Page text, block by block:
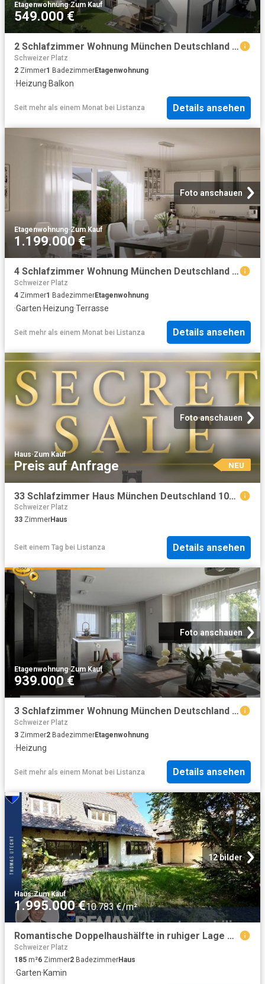
Etagenwohnung·Zum Kauf
549.000 €
2 Schlafzimmer Wohnung München Deutschland 102717601
Schweizer Platz
2 Zimmer1 BadezimmerEtagenwohnung
·Heizung·Balkon
Seit mehr als einem Monat bei Listanza Details ansehen
Foto anschauen
Etagenwohnung·Zum Kauf
1.199.000 €
4 Schlafzimmer Wohnung München Deutschland 102717598
Schweizer Platz
4 Zimmer1 BadezimmerEtagenwohnung
·Garten·Heizung·Terrasse
Seit mehr als einem Monat bei Listanza Details ansehen
Foto anschauen
Haus·Zum Kauf
Preis auf Anfrage NEU
33 Schlafzimmer Haus München Deutschland 104797113
Schweizer Platz
33 ZimmerHaus
Seit einem Tag bei Listanza Details ansehen
Foto anschauen
Etagenwohnung·Zum Kauf
939.000 €
3 Schlafzimmer Wohnung München Deutschland 96271089
Schweizer Platz
3 Zimmer2 BadezimmerEtagenwohnung
·Heizung
Seit mehr als einem Monat bei Listanza Details ansehen
12 bilder
Haus·Zum Kauf
1.995.000 €10.783 €/m²
Romantische Doppelhaushälfte in ruhiger Lage von Solln
Schweizer Platz
185 m²6 Zimmer2 BadezimmerHaus
·Garten·Kamin